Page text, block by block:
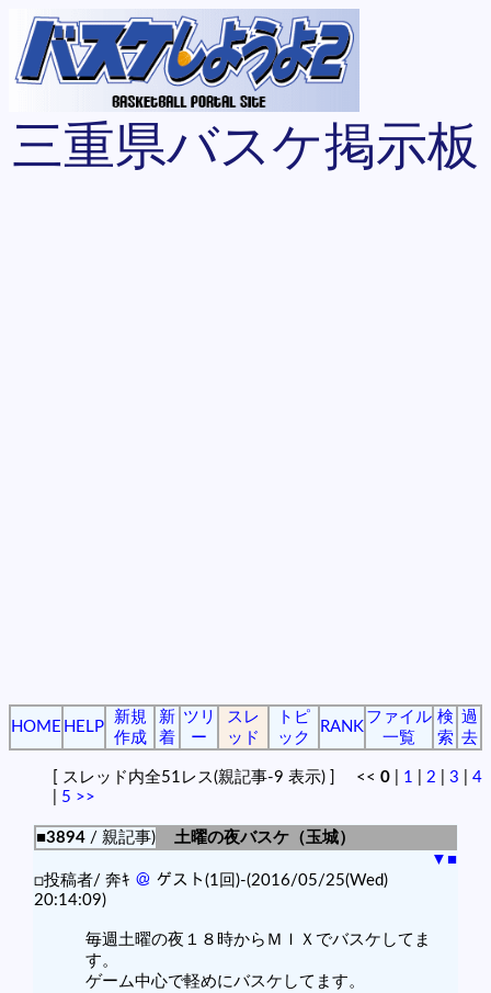
三重県バスケ掲示板
HOME HELP
新規
作成
新
着
ツリ
ー
スレ
ッド
トピ
ック
RANK
ファイル
一覧
検
索
過
去
[ スレッド内全51レス(親記事-9 表示) ] << 0 1 2 3
4
5 >>
■3894 / 親記事)
土曜の夜バスケ（玉城）
▼ ■
□投稿者/ 奔ｷ ＠ ゲスト(1回)-(2016/05/25(Wed)
20:14:09)
毎週土曜の夜１８時からＭＩＸでバスケしてま
す。
ゲーム中心で軽めにバスケしてます。